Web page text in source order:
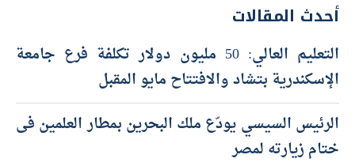
أحدث المقالات
التعليم العالي: 50 مليون دولار تكلفة فرع جامعة
الإسكندرية بتشاد والافتتاح مايو المقبل
الرئيس السيسي يودّع ملك البحرين بمطار العلمين فى
ختام زيارته لمصر